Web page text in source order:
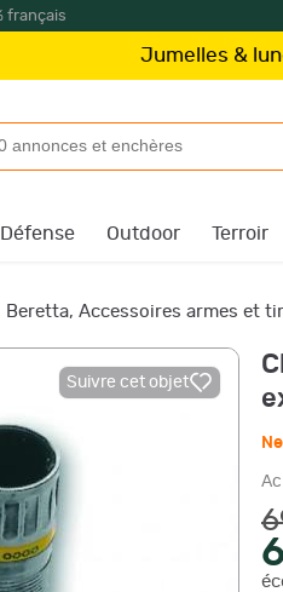
français
Jumelles & lunette
Outdoor Terroir
Beretta, Accessoires armes et tir
Suivre cet objet